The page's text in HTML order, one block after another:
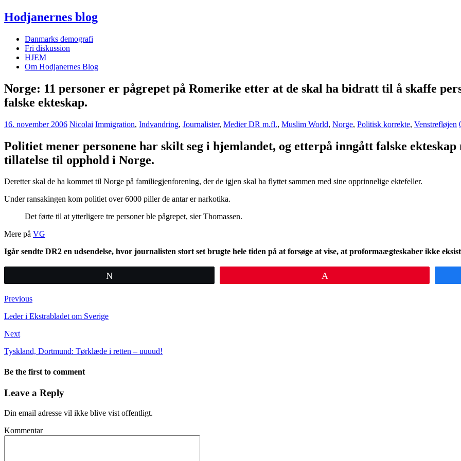
Hodjanernes blog
Danmarks demografi
Fri diskussion
HJEM
Om Hodjanernes Blog
Norge: 11 personer er pågrepet på Romerike etter at de skal ha bidratt til å skaffe
falske ekteskap.
16. november 2006 Nicolai Immigration, Indvandring, Journalister, Medier DR m.fl., Muslim World, Norge, Politisk korrekte, Venstrefløjen
Politiet mener personene har skilt seg i hjemlandet, og etterpå inngått falske
tillatelse til opphold i Norge.
Deretter skal de ha kommet til Norge på familiegjenforening, der de igjen skal ha flyttet sammen med sine opprinnelige ektefeller.
Under ransakingen kom politiet over 6000 piller de antar er narkotika.
Det førte til at ytterligere tre personer ble pågrepet, sier Thomassen.
Mere på VG
Igår sendte DR2 en udsendelse, hvor journalisten stort set brugte hele tiden på at forsøge at vise, at proformaægteskaber ikke
Previous
Leder i Ekstrabladet om Sverige
Next
Tyskland, Dortmund: Tørklæde i retten – uuuud!
Be the first to comment
Leave a Reply
Din email adresse vil ikke blive vist offentligt.
Kommentar